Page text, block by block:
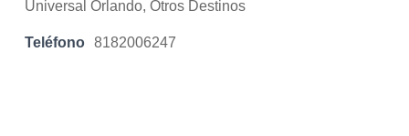
Universal Orlando, Otros Destinos
Teléfono 8182006247